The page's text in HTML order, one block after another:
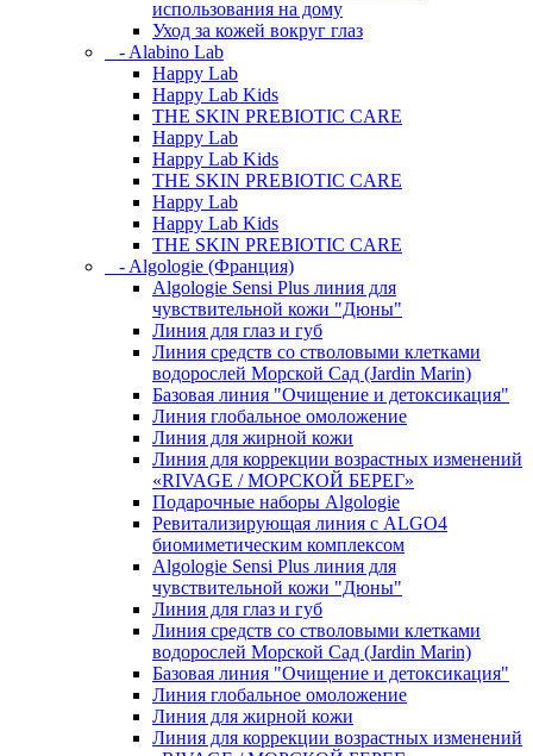
использования на дому
Уход за кожей вокруг глаз
- Alabino Lab
Happy Lab
Happy Lab Kids
THE SKIN PREBIOTIC CARE
Happy Lab
Happy Lab Kids
THE SKIN PREBIOTIC CARE
Happy Lab
Happy Lab Kids
THE SKIN PREBIOTIC CARE
- Algologie (Франция)
Algologie Sensi Plus линия для
чувcтвительной кожи "Дюны"
Линия для глаз и губ
Линия средств со стволовыми клетками
водорослей Морской Сад (Jardin Marin)
Базовая линия "Очищение и детоксикация"
Линия глобальное омоложение
Линия для жирной кожи
Линия для коррекции возрастных изменений
«RIVAGE / МОРСКОЙ БЕРЕГ»
Подарочные наборы Algologie
Ревитализирующая линия с ALGO4
биомиметическим комплексом
Algologie Sensi Plus линия для
чувcтвительной кожи "Дюны"
Линия для глаз и губ
Линия средств со стволовыми клетками
водорослей Морской Сад (Jardin Marin)
Базовая линия "Очищение и детоксикация"
Линия глобальное омоложение
Линия для жирной кожи
Линия для коррекции возрастных изменений